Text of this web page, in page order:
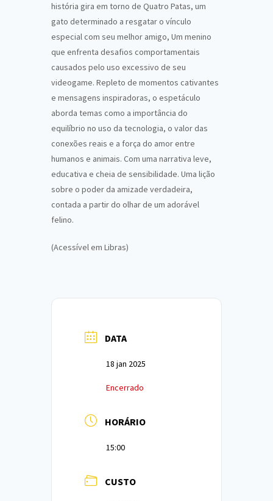
história gira em torno de Quatro Patas, um
gato determinado a resgatar o vínculo
especial com seu melhor amigo, Um menino
que enfrenta desafios comportamentais
causados pelo uso excessivo de seu
videogame. Repleto de momentos cativantes
e mensagens inspiradoras, o espetáculo
aborda temas como a importância do
equilíbrio no uso da tecnologia, o valor das
conexões reais e a força do amor entre
humanos e animais. Com uma narrativa leve,
educativa e cheia de sensibilidade. Uma lição
sobre o poder da amizade verdadeira,
contada a partir do olhar de um adorável
felino.
(Acessível em Libras)
DATA
18 jan 2025
Encerrado
HORÁRIO
15:00
CUSTO